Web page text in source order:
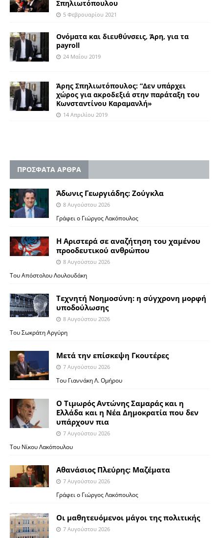
Σπηλιωτόπουλου
5 Φεβρουαρίου 2021
Ονόματα και διευθύνσεις, Άρη, για τα
payroll
24 Μαΐου 2019
Άρης Σπηλιωτόπουλος: “Δεν υπάρχει
χώρος για ακροδεξιά στην παράταξη του
Κωνσταντίνου Καραμανλή»
14 Απριλίου 2019
ΠΡΟΣΦΑΤΑ ΑΡΘΡΑ
Άδωνις Γεωργιάδης: Ζούγκλα
8 Αυγούστου 2026
Γράφει ο Γιώργος Λακόπουλος
Η Αριστερά σε αναζήτηση του χαμένου
προοδευτικού ανθρώπου
8 Αυγούστου 2026
Του Απόστολου Λουλουδάκη
Τεχνητή Νοημοσύνη: η σύγχρονη μορφή
υποδούλωσης
8 Αυγούστου 2026
Του Σωκράτη Αργύρη
Μετά την επίσκεψη Γκουτέρες
7 Αυγούστου 2026
Του Γιαννάκη Λ. Ομήρου
Ο Τιμωρός Αντώνης Σαμαράς και η
Ελλάδα και η Νέα Δημοκρατία που δεν
υπάρχουν πια
7 Αυγούστου 2026
Του Νίκου Λακόπουλου
Αθανάσιος Πλεύρης: Μαζέματα
7 Αυγούστου 2026
Γράφει ο Γιώργος Λακόπουλος
Οι μαθητευόμενοι μάγοι της πολιτικής
7 Αυγούστου 2026